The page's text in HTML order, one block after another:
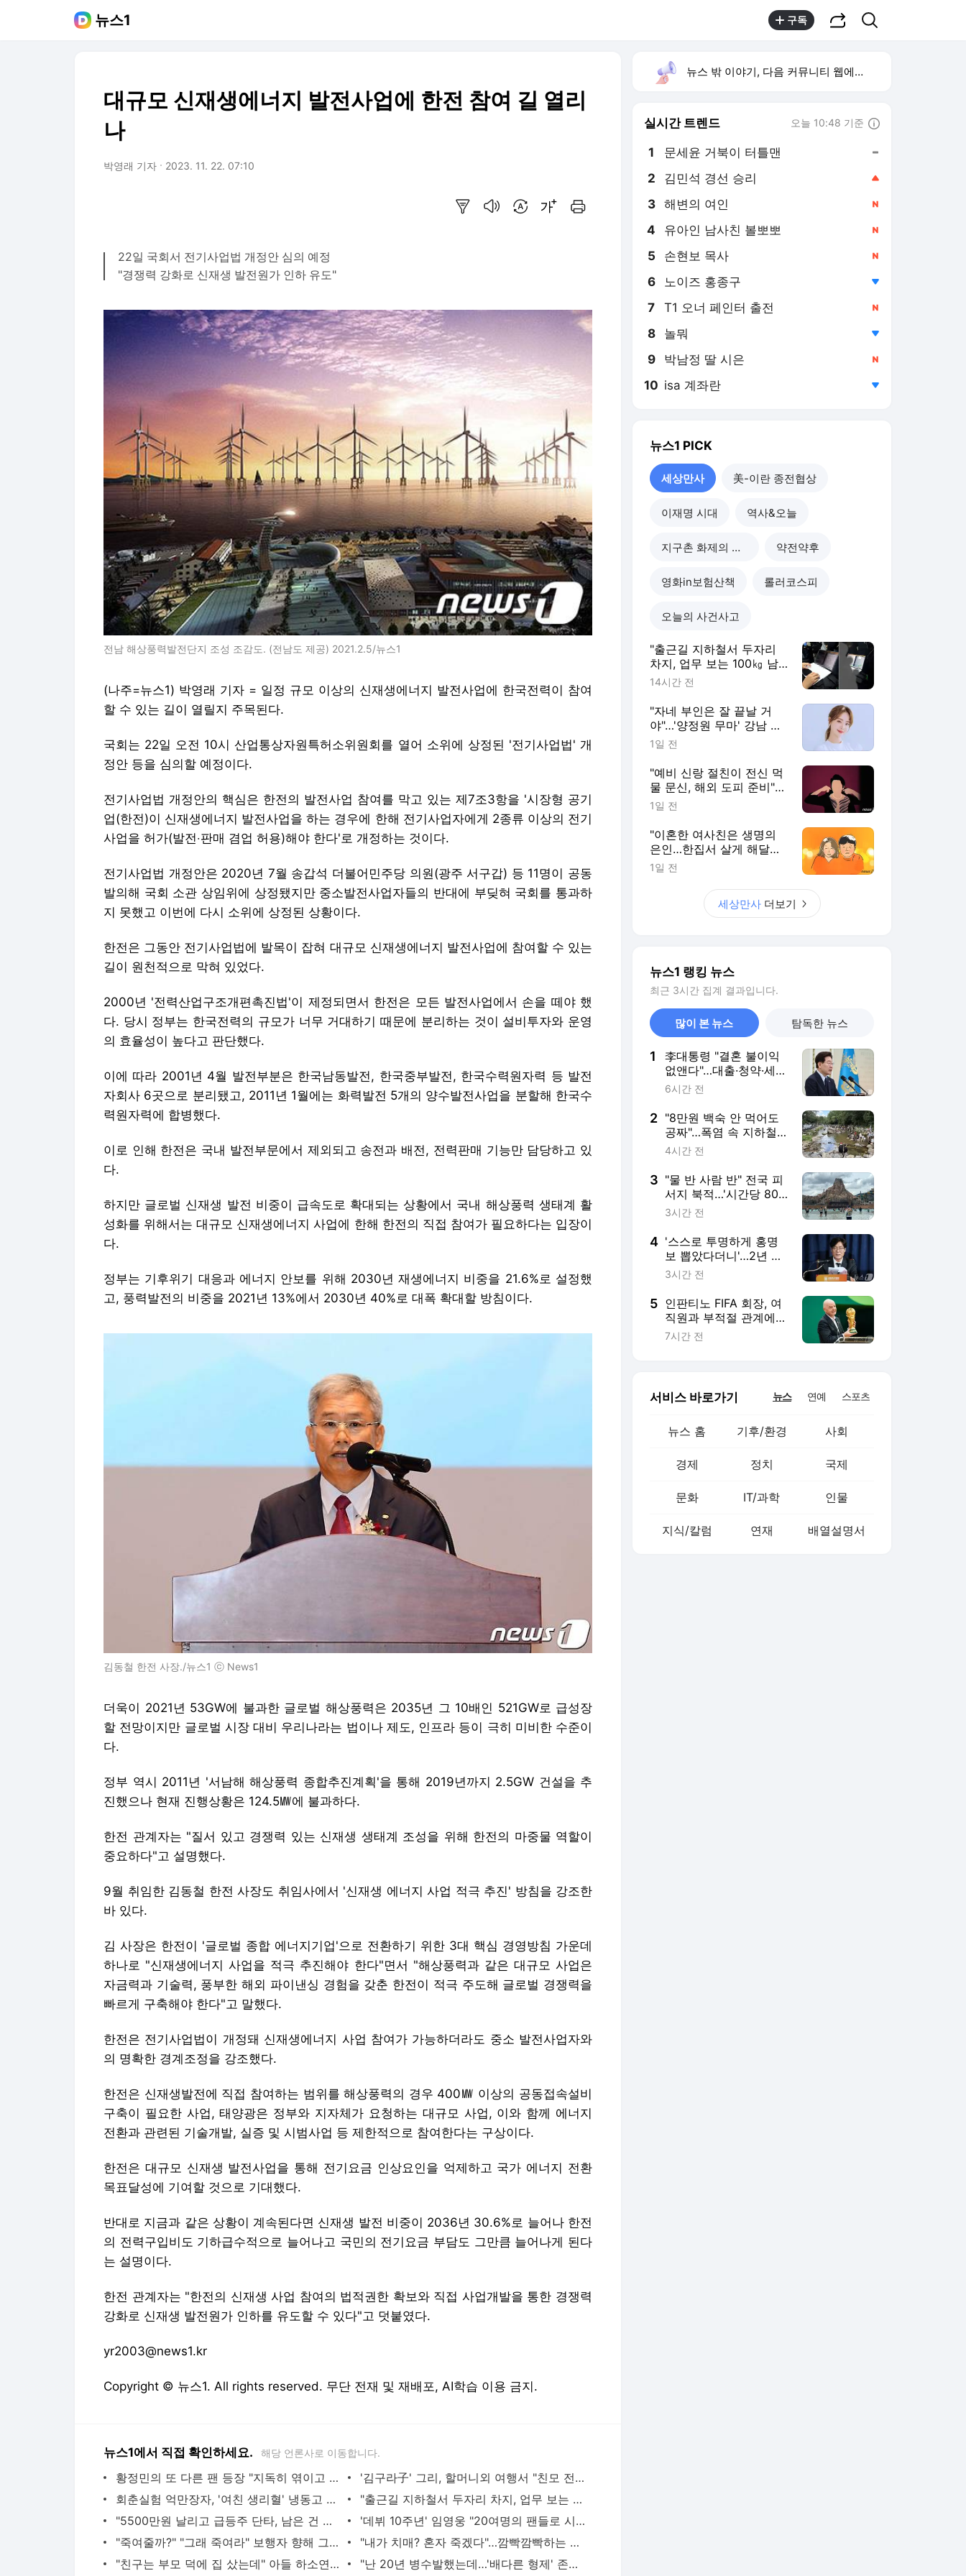
뉴스1 구독
대규모 신재생에너지 발전사업에 한전 참여 길 열리
나
박영래 기자 2023. 11. 22. 07:10
22일 국회서 전기사업법 개정안 심의 예정
"경쟁력 강화로 신재생 발전원가 인하 유도"
전남 해상풍력발전단지 조성 조감도. (전남도 제공) 2021.2.5/뉴스1
(나주=뉴스1) 박영래 기자 = 일정 규모 이상의 신재생에너지 발전사업에 한국전력이 참여
할 수 있는 길이 열릴지 주목된다.
국회는 22일 오전 10시 산업통상자원특허소위원회를 열어 소위에 상정된 '전기사업법' 개
정안 등을 심의할 예정이다.
전기사업법 개정안의 핵심은 한전의 발전사업 참여를 막고 있는 제7조3항을 '시장형 공기
업(한전)이 신재생에너지 발전사업을 하는 경우에 한해 전기사업자에게 2종류 이상의 전기
사업을 허가(발전‧판매 겸업 허용)해야 한다'로 개정하는 것이다.
전기사업법 개정안은 2020년 7월 송갑석 더불어민주당 의원(광주 서구갑) 등 11명이 공동
발의해 국회 소관 상임위에 상정됐지만 중소발전사업자들의 반대에 부딪혀 국회를 통과하
지 못했고 이번에 다시 소위에 상정된 상황이다.
한전은 그동안 전기사업법에 발목이 잡혀 대규모 신재생에너지 발전사업에 참여할 수 있는
길이 원천적으로 막혀 있었다.
2000년 '전력산업구조개편촉진법'이 제정되면서 한전은 모든 발전사업에서 손을 떼야 했
다. 당시 정부는 한국전력의 규모가 너무 거대하기 때문에 분리하는 것이 설비투자와 운영
의 효율성이 높다고 판단했다.
이에 따라 2001년 4월 발전부분은 한국남동발전, 한국중부발전, 한국수력원자력 등 발전
자회사 6곳으로 분리됐고, 2011년 1월에는 화력발전 5개의 양수발전사업을 분할해 한국수
력원자력에 합병했다.
이로 인해 한전은 국내 발전부문에서 제외되고 송전과 배전, 전력판매 기능만 담당하고 있
다.
하지만 글로벌 신재생 발전 비중이 급속도로 확대되는 상황에서 국내 해상풍력 생태계 활
성화를 위해서는 대규모 신재생에너지 사업에 한해 한전의 직접 참여가 필요하다는 입장이
다.
정부는 기후위기 대응과 에너지 안보를 위해 2030년 재생에너지 비중을 21.6%로 설정했
고, 풍력발전의 비중을 2021년 13%에서 2030년 40%로 대폭 확대할 방침이다.
김동철 한전 사장./뉴스1 ⓒ News1
더욱이 2021년 53GW에 불과한 글로벌 해상풍력은 2035년 그 10배인 521GW로 급성장
할 전망이지만 글로벌 시장 대비 우리나라는 법이나 제도, 인프라 등이 극히 미비한 수준이
다.
정부 역시 2011년 '서남해 해상풍력 종합추진계획'을 통해 2019년까지 2.5GW 건설을 추
진했으나 현재 진행상황은 124.5㎿에 불과하다.
한전 관계자는 "질서 있고 경쟁력 있는 신재생 생태계 조성을 위해 한전의 마중물 역할이
중요하다"고 설명했다.
9월 취임한 김동철 한전 사장도 취임사에서 '신재생 에너지 사업 적극 추진' 방침을 강조한
바 있다.
김 사장은 한전이 '글로벌 종합 에너지기업'으로 전환하기 위한 3대 핵심 경영방침 가운데
하나로 "신재생에너지 사업을 적극 추진해야 한다"면서 "해상풍력과 같은 대규모 사업은
자금력과 기술력, 풍부한 해외 파이낸싱 경험을 갖춘 한전이 적극 주도해 글로벌 경쟁력을
빠르게 구축해야 한다"고 말했다.
한전은 전기사업법이 개정돼 신재생에너지 사업 참여가 가능하더라도 중소 발전사업자와
의 명확한 경계조정을 강조했다.
한전은 신재생발전에 직접 참여하는 범위를 해상풍력의 경우 400㎿ 이상의 공동접속설비
구축이 필요한 사업, 태양광은 정부와 지자체가 요청하는 대규모 사업, 이와 함께 에너지
전환과 관련된 기술개발, 실증 및 시범사업 등 제한적으로 참여한다는 구상이다.
한전은 대규모 신재생 발전사업을 통해 전기요금 인상요인을 억제하고 국가 에너지 전환
목표달성에 기여할 것으로 기대했다.
반대로 지금과 같은 상황이 계속된다면 신재생 발전 비중이 2036년 30.6%로 늘어나 한전
의 전력구입비도 기하급수적으로 늘어나고 국민의 전기요금 부담도 그만큼 늘어나게 된다
는 설명이다.
한전 관계자는 "한전의 신재생 사업 참여의 법적권한 확보와 직접 사업개발을 통한 경쟁력
강화로 신재생 발전원가 인하를 유도할 수 있다"고 덧붙였다.
yr2003@news1.kr
Copyright © 뉴스1. All rights reserved. 무단 전재 및 재배포, AI학습 이용 금지.
뉴스1에서 직접 확인하세요. 해당 언론사로 이동합니다.
황정민의 또 다른 팬 등장 "지독히 엮이고 싶었던 건 너" 폭로녀 직격
'김구라子' 그리, 할머니외 여행서 "친모 전라도에 잘 있어"…유튜브서 언급
회춘실험 억만장자, '여친 생리혈' 냉동고 보관…"자궁 내부 궁금해"
"출근길 지하철서 두자리 차지, 업무 보는 100㎏ 남성…부딪히면 신경질"
"5500만원 날리고 급등주 단타, 남은 건 빚뿐"…30대 여성 파혼 위기
'데뷔 10주년' 임영웅 "20여명의 팬들로 시작해 여기까지…진심 감사"
"죽여줄까?" "그래 죽여라" 보행자 향해 그대로 차량 돌진한 운전자[영상]
"내가 치매? 혼자 죽겠다"…깜빡깜빡하는 시모, 검사하라 하자 '발끈'
"친구는 부모 덕에 집 샀는데" 아들 하소연에 "죄지었다" 사죄 '먹먹'
"난 20년 병수발했는데…'배다른 형제' 존재, 유산 절반 가져가나"
뉴스 밖 이야기, 다음 커뮤니티 웹에서 보기
실시간 트렌드 오늘 10:48 기준
1 문세윤 거북이 터틀맨
2 김민석 경선 승리
3 해변의 여인
4 유아인 남사친 볼뽀뽀
5 손현보 목사
6 노이즈 홍종구
7 T1 오너 페인터 출전
8 놀뭐
9 박남정 딸 시은
10 isa 계좌란
뉴스1 PICK
세상만사 美-이란 종전협상
이재명 시대 역사&오늘
지구촌 화제의 뉴스 약전약후
영화in보험산책 롤러코스피
오늘의 사건사고
"출근길 지하철서 두자리
차지, 업무 보는 100㎏ 남
성…부딪히면 신경질"
14시간 전
"자네 부인은 잘 끝날 거
야"…'양정원 무마' 강남 경
찰, 다른 돈도 받은 정황
1일 전
"예비 신랑 절친이 전신 먹
물 문신, 해외 도피 준비"…
예비 신부 '혼란'
1일 전
"이혼한 여사친은 생명의
은인…한집서 살게 해달라"
남편 요구에 '절망'
1일 전
세상만사 더보기
뉴스1 랭킹 뉴스
최근 3시간 집계 결과입니다.
많이 본 뉴스 탐독한 뉴스
1
李대통령 "결혼 불이익
없앤다"…대출·청약·세제
22개 과제 점검
6시간 전
2 "8만원 백숙 안 먹어도
공짜"…폭염 속 지하철
타고 가는 '역세권 계곡'
4시간 전
3 "물 반 사람 반" 전국 피
서지 북적…'시간당 80
㎜' 강원 영동은 입수 금
3시간 전
4 '스스로 투명하게 홍명
보 뽑았다더니'…2년 만
에 말 바꾼 이임생
3시간 전
5 인판티노 FIFA 회장, 여
직원과 부적절 관계에
거액 퇴직금 지급 논란
7시간 전
서비스 바로가기 뉴스 연예 스포츠
뉴스 홈 기후/환경 사회
경제 정치 국제
문화 IT/과학 인물
지식/칼럼 연재 배열설명서